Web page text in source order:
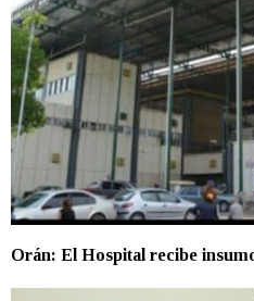
Orán: El Hospital recibe